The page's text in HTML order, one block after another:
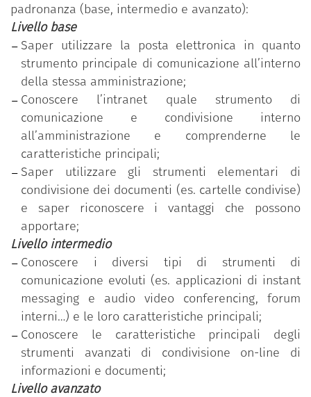
Il programma si basa sulSyllabus “Competenze
digitali per la PA”
organizzate in 5 aree tematiche; ciascuna
competenza, a sua volta, si articola in un numero
variabile di conoscenze/abilità raggruppate
secondo tre livelli di padronanza (base, intermedio
e avanzato).
“Comunicare e condividere all’interno
dell’amministrazione”è una delle 11 competenze
previste nel programma
“Competenze digitali per la
PA”.
Il dipendente pubblico che ha conseguito il Badge
ha partecipato al percorso formativo personalizzato
in funzione della rilevazione dell’effettivo
fabbisogno di competenze individuale ed ha
superato con successo il test di verifica delle
competenze acquisite, relativo al livello di
padronanza più elevato (avanzato).
padronanza (base, intermedio e avanzato):
Livello base
Saper utilizzare la posta elettronica in quanto
strumento principale di comunicazione all’interno
della stessa amministrazione;
Conoscere l’intranet quale strumento di
comunicazione e condivisione interno
all’amministrazione e comprenderne le
caratteristiche principali;
Saper utilizzare gli strumenti elementari di
condivisione dei documenti (es. cartelle condivise)
e saper riconoscere i vantaggi che possono
apportare;
Livello intermedio
Conoscere i diversi tipi di strumenti di
comunicazione evoluti (es. applicazioni di instant
messaging e audio video conferencing, forum
interni…) e le loro caratteristiche principali;
Conoscere le caratteristiche principali degli
strumenti avanzati di condivisione on-line di
informazioni e documenti;
Livello avanzato